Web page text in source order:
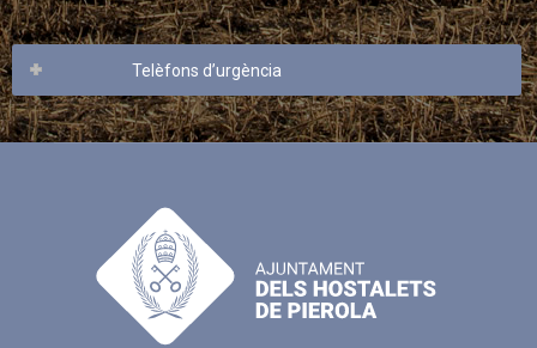
Telèfons d’urgència